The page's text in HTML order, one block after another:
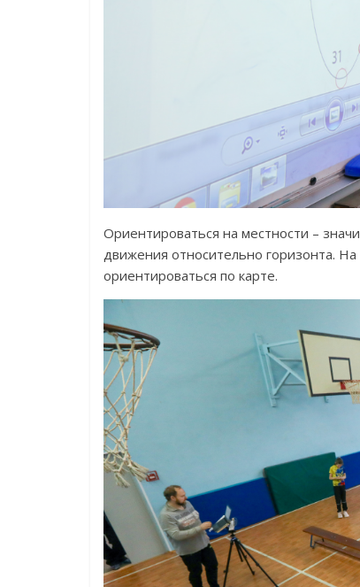
Ориентироваться на местности –
движения относительно горизонта.
ориентироваться по карте.